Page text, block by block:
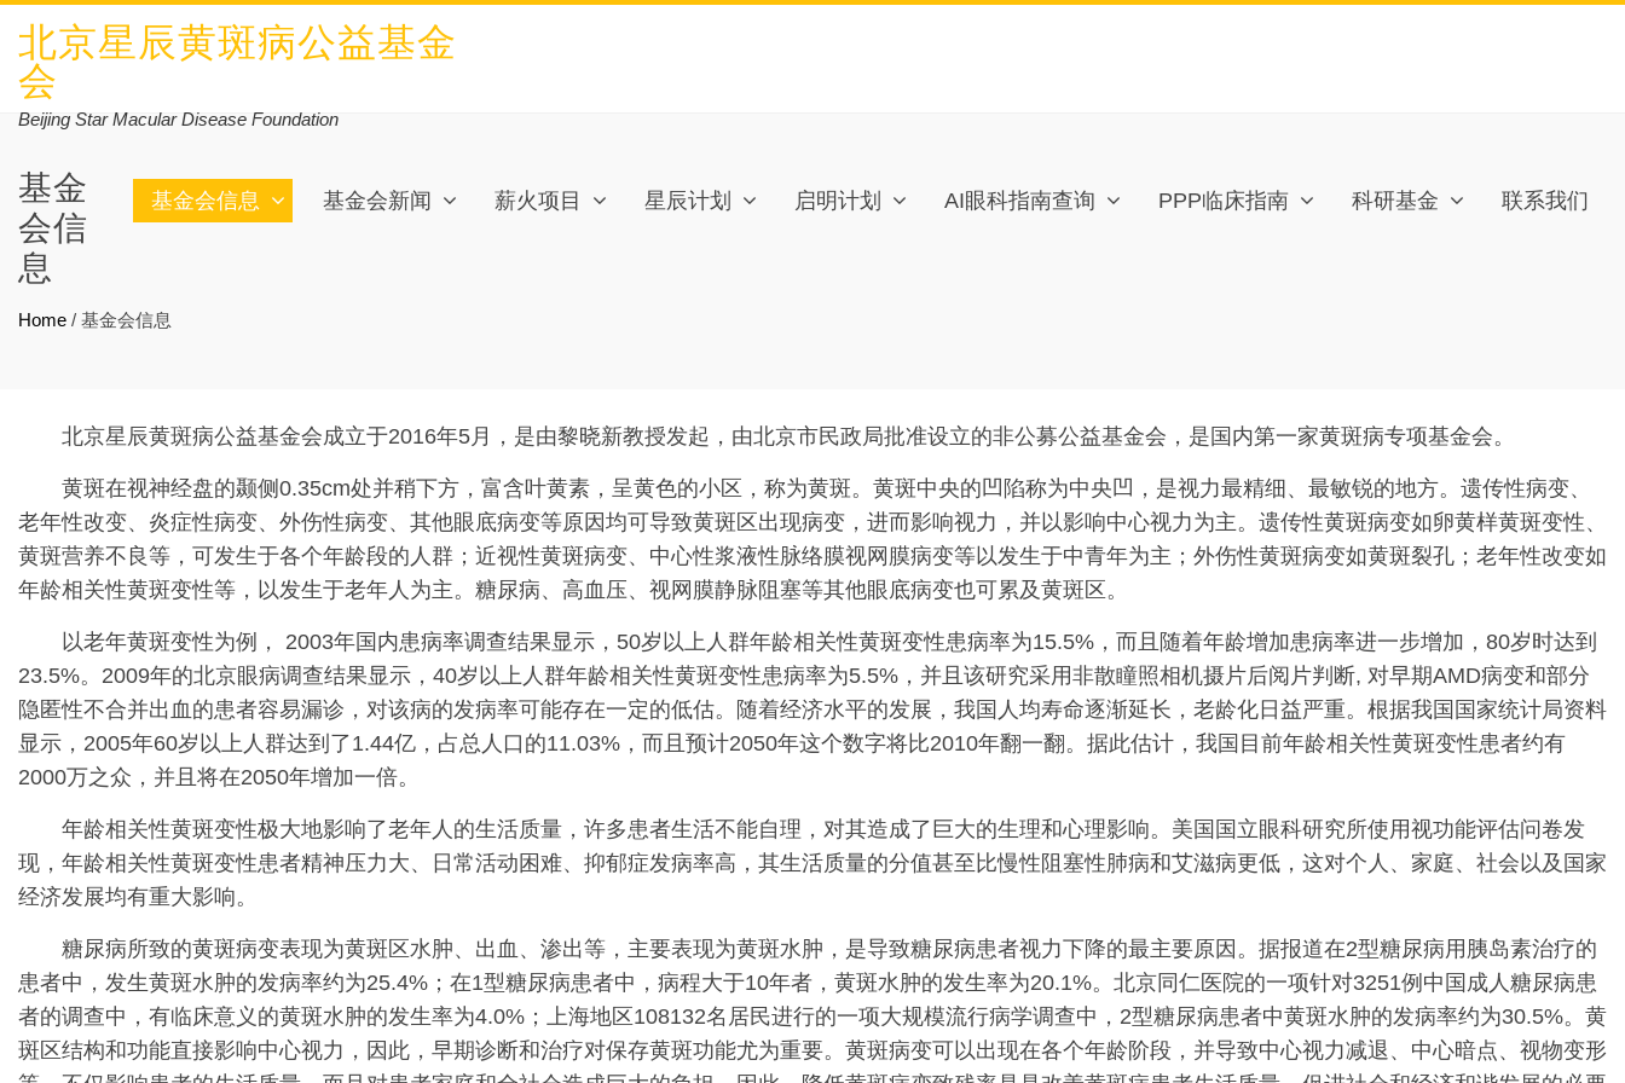
北京星辰黄斑病公益基金
会
Beijing Star Macular Disease Foundation
基金会信息 基金会新闻 薪火项目 星辰计划 启明计划 AI眼科指南查询 PPP临床指南 科研基金 联系我们
基金
会信
息
Home / 基金会信息
北京星辰黄斑病公益基金会成立于2016年5月，是由黎晓新教授发起，由北京市民政局批准设立的非公募公益基金会，是国内第一家黄斑病专项基金会。
黄斑在视神经盘的颞侧0.35cm处并稍下方，富含叶黄素，呈黄色的小区，称为黄斑。黄斑中央的凹陷称为中央凹，是视力最精细、最敏锐的地方。遗传性病变、
老年性改变、炎症性病变、外伤性病变、其他眼底病变等原因均可导致黄斑区出现病变，进而影响视力，并以影响中心视力为主。遗传性黄斑病变如卵黄样黄斑变性、
黄斑营养不良等，可发生于各个年龄段的人群；近视性黄斑病变、中心性浆液性脉络膜视网膜病变等以发生于中青年为主；外伤性黄斑病变如黄斑裂孔；老年性改变如
年龄相关性黄斑变性等，以发生于老年人为主。糖尿病、高血压、视网膜静脉阻塞等其他眼底病变也可累及黄斑区。
以老年黄斑变性为例， 2003年国内患病率调查结果显示，50岁以上人群年龄相关性黄斑变性患病率为15.5%，而且随着年龄增加患病率进一步增加，80岁时达到
23.5%。2009年的北京眼病调查结果显示，40岁以上人群年龄相关性黄斑变性患病率为5.5%，并且该研究采用非散瞳照相机摄片后阅片判断, 对早期AMD病变和部分
隐匿性不合并出血的患者容易漏诊，对该病的发病率可能存在一定的低估。随着经济水平的发展，我国人均寿命逐渐延长，老龄化日益严重。根据我国国家统计局资料
显示，2005年60岁以上人群达到了1.44亿，占总人口的11.03%，而且预计2050年这个数字将比2010年翻一翻。据此估计，我国目前年龄相关性黄斑变性患者约有
2000万之众，并且将在2050年增加一倍。
年龄相关性黄斑变性极大地影响了老年人的生活质量，许多患者生活不能自理，对其造成了巨大的生理和心理影响。美国国立眼科研究所使用视功能评估问卷发
现，年龄相关性黄斑变性患者精神压力大、日常活动困难、抑郁症发病率高，其生活质量的分值甚至比慢性阻塞性肺病和艾滋病更低，这对个人、家庭、社会以及国家
经济发展均有重大影响。
糖尿病所致的黄斑病变表现为黄斑区水肿、出血、渗出等，主要表现为黄斑水肿，是导致糖尿病患者视力下降的最主要原因。据报道在2型糖尿病用胰岛素治疗的
患者中，发生黄斑水肿的发病率约为25.4%；在1型糖尿病患者中，病程大于10年者，黄斑水肿的发生率为20.1%。北京同仁医院的一项针对3251例中国成人糖尿病患
者的调查中，有临床意义的黄斑水肿的发生率为4.0%；上海地区108132名居民进行的一项大规模流行病学调查中，2型糖尿病患者中黄斑水肿的发病率约为30.5%。黄
斑区结构和功能直接影响中心视力，因此，早期诊断和治疗对保存黄斑功能尤为重要。黄斑病变可以出现在各个年龄阶段，并导致中心视力减退、中心暗点、视物变形